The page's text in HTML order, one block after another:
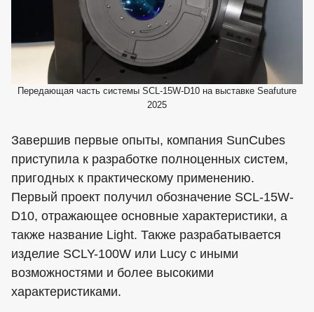
Передающая часть системы SCL-15W-D10 на выставке Seafuture
2025
Завершив первые опыты, компания SunCubes
приступила к разработке полноценных систем,
пригодных к практическому применению.
Первый проект получил обозначение SCL-15W-
D10, отражающее основные характеристики, а
также название Light. Также разрабатывается
изделие SCLY-100W или Lucy с иными
возможностями и более высокими
характеристиками.